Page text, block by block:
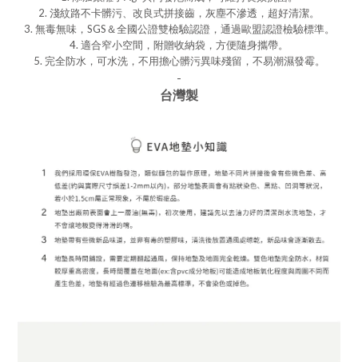
2. 淺紋路不卡髒污、改良式拼接齒，灰塵不滲透，超好清潔。
3. 無毒無味，SGS＆全國公證雙檢驗認證，通過歐盟認證檢驗標準。
4. 適合窄小空間，附贈收納袋，方便隨身攜帶。
5. 完全防水，可水洗，不用擔心髒污異味殘留，不易潮濕發霉。
-
台灣製